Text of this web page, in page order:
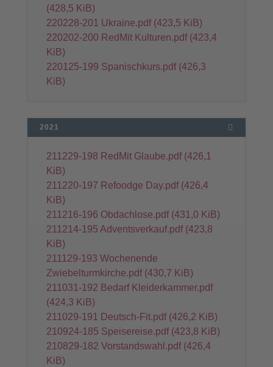
(428,5 KiB)
220228-201 Ukraine.pdf (423,5 KiB)
220202-200 RedMit Kulturen.pdf (423,4
KiB)
220125-199 Spanischkurs.pdf (426,3
KiB)
2021
211229-198 RedMit Glaube.pdf (426,1
KiB)
211220-197 Refoodge Day.pdf (426,4
KiB)
211216-196 Obdachlose.pdf (431,0 KiB)
211214-195 Adventsverkauf.pdf (423,8
KiB)
211129-193 Wochenende
Zwiebelturmkirche.pdf (430,7 KiB)
211031-192 Bedarf Kleiderkammer.pdf
(424,3 KiB)
211029-191 Deutsch-Fit.pdf (426,2 KiB)
210924-185 Speisereise.pdf (423,8 KiB)
210829-182 Vorstandswahl.pdf (426,4
KiB)